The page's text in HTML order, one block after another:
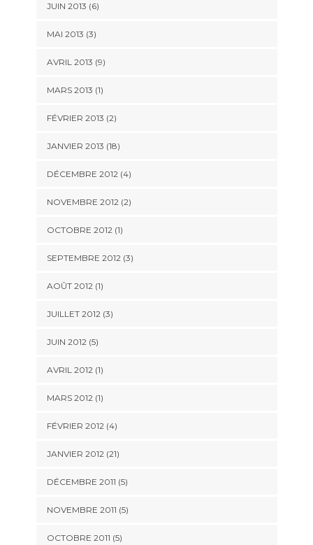
JUIN 2013 (6)
MAI 2013 (3)
AVRIL 2013 (9)
MARS 2013 (1)
FÉVRIER 2013 (2)
JANVIER 2013 (18)
DÉCEMBRE 2012 (4)
NOVEMBRE 2012 (2)
OCTOBRE 2012 (1)
SEPTEMBRE 2012 (3)
AOÛT 2012 (1)
JUILLET 2012 (3)
JUIN 2012 (5)
AVRIL 2012 (1)
MARS 2012 (1)
FÉVRIER 2012 (4)
JANVIER 2012 (21)
DÉCEMBRE 2011 (5)
NOVEMBRE 2011 (5)
OCTOBRE 2011 (5)